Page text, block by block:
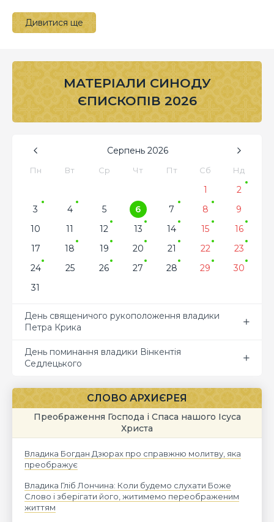
Дивитися ще
МАТЕРІАЛИ СИНОДУ
ЄПИСКОПІВ 2026
Серпень 2026
Пн Вт Ср Чт Пт Сб Нд
1
2
3
4 5 6 7 8
9
10
11 12 13 14 15
16
17
18 19 20 21 22
23
24
25 26 27 28 29
30
31
День священичого рукоположення владики
Петра Крика
День поминання владики Вінкентія
Седлецького
СЛОВО АРХИЄРЕЯ
Преображення Господа і Спаса нашого Ісуса
Христа
Владика Богдан Дзюрах про справжню молитву, яка
преображує
Владика Гліб Лончина: Коли будемо слухати Боже
Слово і зберігати його, житимемо переображеним
життям